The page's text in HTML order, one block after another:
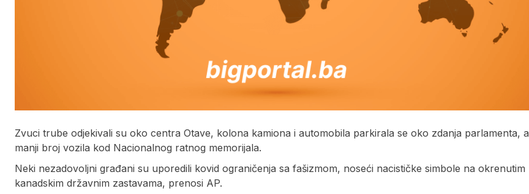
Zvuci trube odjekivali su oko centra Otave, kolona kamiona i automobila parkirala se oko zdanja parlamenta, a
manji broj vozila kod Nacionalnog ratnog memorijala.
Neki nezadovoljni građani su uporedili kovid ograničenja sa fašizmom, noseći nacističke simbole na okrenutim
kanadskim državnim zastavama, prenosi AP.